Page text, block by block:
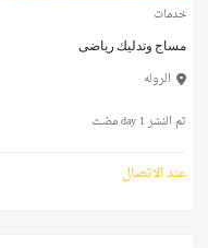
خدمات
مساج وتدليك رياضى
الروله
تم النشر 1 day مضت
عند الاتصال